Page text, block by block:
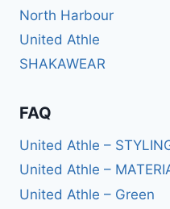
North Harbour
United Athle
SHAKAWEAR
FAQ
United Athle –
United Athle –
United Athle – Green